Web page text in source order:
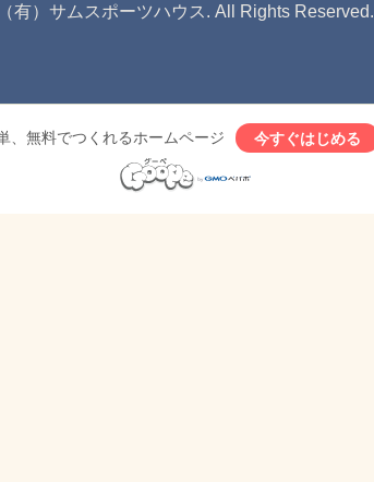
（有）サムスポーツハウス . All Rights Reserved.
、無料でつくれるホームページ 今すぐはじめる